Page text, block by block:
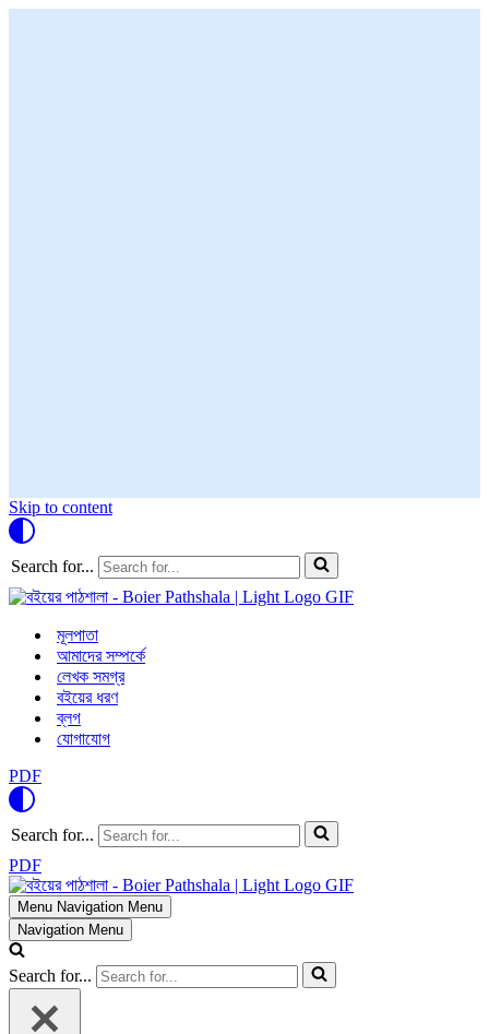
Skip to content
Search for...
মূলপাতা
আমাদের সম্পর্কে
লেখক সমগ্র
বইয়ের ধরণ
ব্লগ
যোগাযোগ
PDF
Search for...
PDF
Menu Navigation Menu
Navigation Menu
Search for...